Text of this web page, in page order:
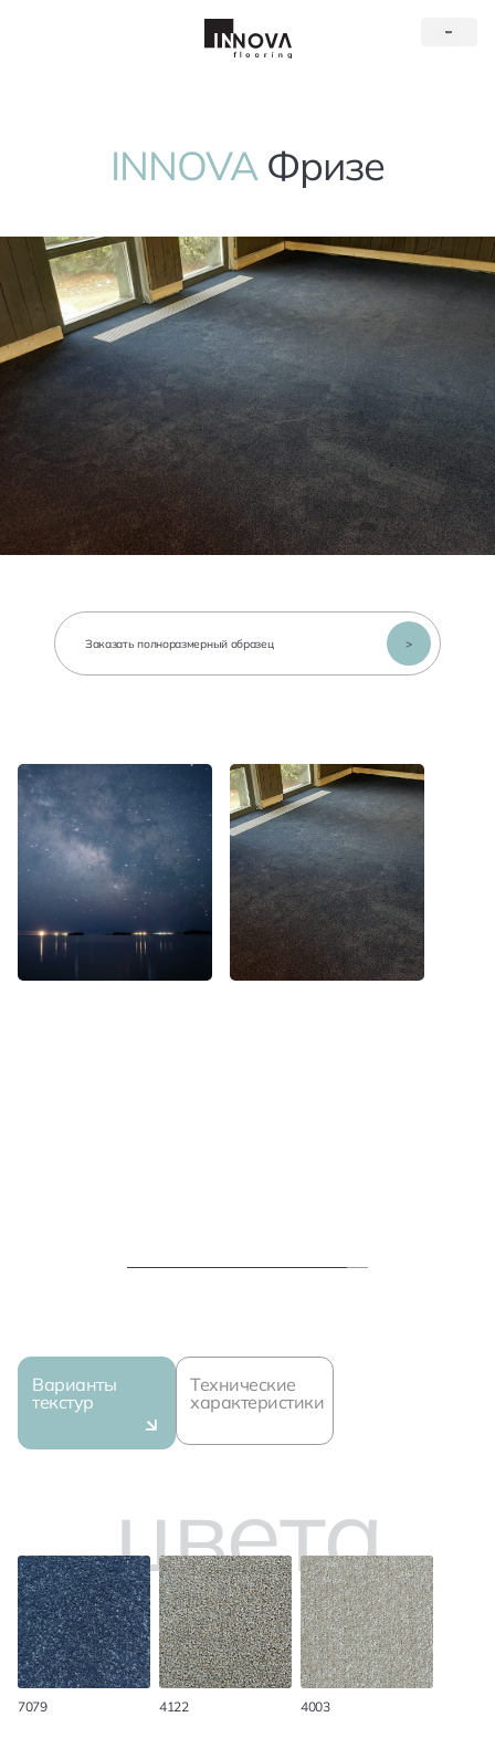
Оставить
заявку
Имя
INNOVA Фризе
Заказать полноразмерный образец >
Варианты
текстур
Технические
характеристики
цвета
7079 4122 4003